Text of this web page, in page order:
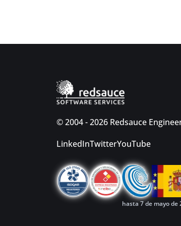
© 2004 - 2026 Redsauce
LinkedInTwitterYouTube
hasta 7 de mayo de